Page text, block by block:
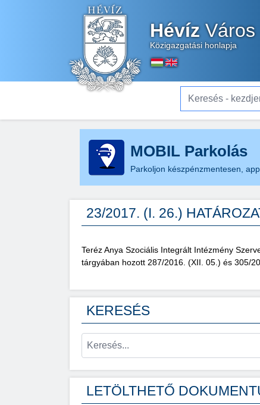
HévízVáros
Közigazgatási honlapja
Keresés - kezdjen el
MOBIL Parkolás
Parkoljon készpénzmentesen,
23/2017. (I. 26.)
Teréz Anya Szociális Integrált Intézmény
tárgyában hozott 287/2016. (XII. 05.) és 305/
KERESÉS
LETÖLTHETŐ